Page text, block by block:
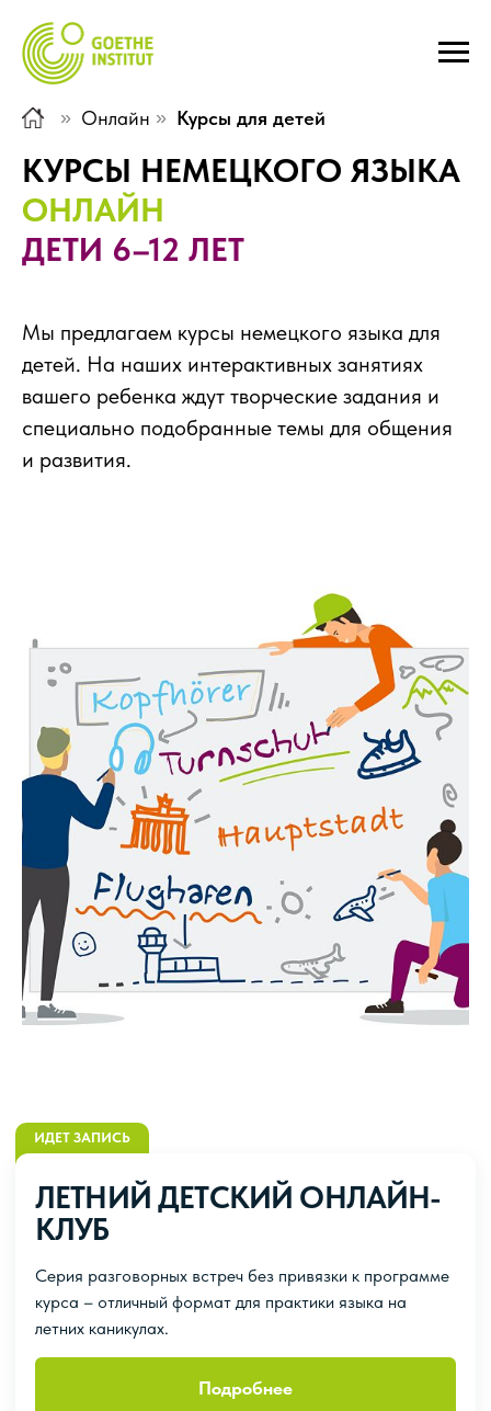
» Онлайн » Курсы для детей
КУРСЫ НЕМЕЦКОГО ЯЗЫКА
ОНЛАЙН
ДЕТИ 6–12 ЛЕТ
Мы предлагаем курсы немецкого языка для
детей. На наших интерактивных занятиях
вашего ребенка ждут творческие задания и
специально подобранные темы для общения
и развития.
ИДЕТ ЗАПИСЬ
ЛЕТНИЙ ДЕТСКИЙ ОНЛАЙН-
КЛУБ
Серия разговорных встреч без привязки к программе
курса – отличный формат для практики языка на
летних каникулах.
Подробнее